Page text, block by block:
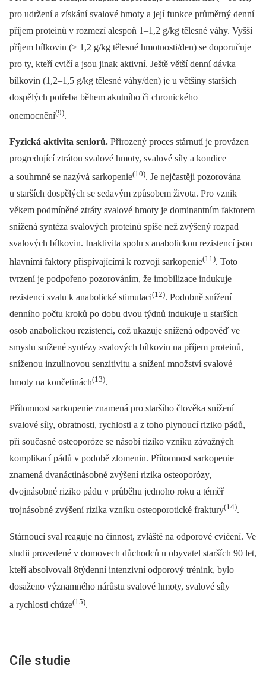
pro udržení a získání svalové hmoty a její funkce průměrný denní
příjem proteinů v rozmezí alespoň 1–1,2 g/kg tělesné váhy. Vyšší
příjem bílkovin (> 1,2 g/kg tělesné hmotnosti/den) se doporučuje
pro ty, kteří cvičí a jsou jinak aktivní. Ještě větší denní dávka
bílkovin (1,2–1,5 g/kg tělesné váhy/den) je u většiny starších
dospělých potřeba během akutního či chronického
onemocnění(9).
Fyzická aktivita seniorů. Přirozený proces stárnutí je provázen
progredující ztrátou svalové hmoty, svalové síly a kondice
a souhrnně se nazývá sarkopenie(10). Je nejčastěji pozorována
u starších dospělých se sedavým způsobem života. Pro vznik
věkem podmíněné ztráty svalové hmoty je dominantním faktorem
snížená syntéza svalových proteinů spíše než zvýšený rozpad
svalových bílkovin. Inaktivita spolu s anabolickou rezistencí jsou
hlavními faktory přispívajícími k rozvoji sarkopenie(11). Toto
tvrzení je podpořeno pozorováním, že imobilizace indukuje
rezistenci svalu k anabolické stimulaci(12). Podobně snížení
denního počtu kroků po dobu dvou týdnů indukuje u starších
osob anabolickou rezistenci, což ukazuje snížená odpověď ve
smyslu snížené syntézy svalových bílkovin na příjem proteinů,
sníženou inzulinovou senzitivitu a snížení množství svalové
hmoty na končetinách(13).
Přítomnost sarkopenie znamená pro staršího člověka snížení
svalové síly, obratnosti, rychlosti a z toho plynoucí riziko pádů,
při současné osteoporóze se násobí riziko vzniku závažných
komplikací pádů v podobě zlomenin. Přítomnost sarkopenie
znamená dvanáctinásobné zvýšení rizika osteoporózy,
dvojnásobné riziko pádu v průběhu jednoho roku a téměř
trojnásobné zvýšení rizika vzniku osteoporotické fraktury(14).
Stárnoucí sval reaguje na činnost, zvláště na odporové cvičení. Ve
studii provedené v domovech důchodců u obyvatel starších 90 let,
kteří absolvovali 8týdenní intenzivní odporový trénink, bylo
dosaženo významného nárůstu svalové hmoty, svalové síly
a rychlosti chůze(15).
Cíle studie